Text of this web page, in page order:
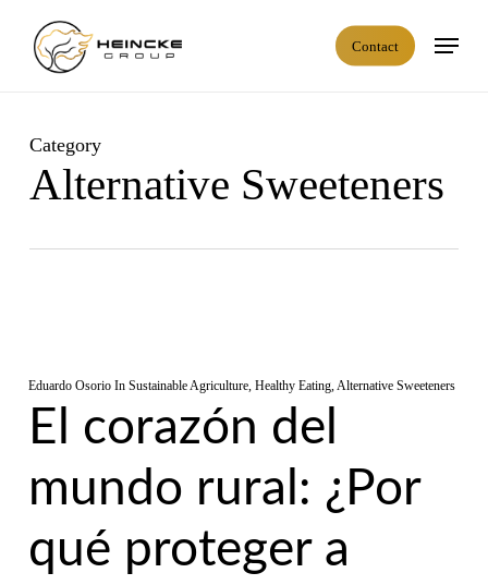
Contact
Menu
Category
Alternative Sweeteners
Eduardo Osorio In Sustainable Agriculture, Healthy Eating,Alternative Sweeteners
El corazón del
mundo rural: ¿Por
qué proteger a